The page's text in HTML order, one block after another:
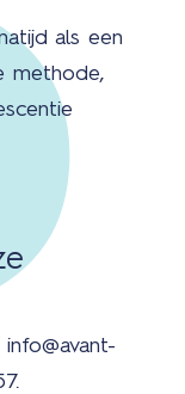
als een
methode,